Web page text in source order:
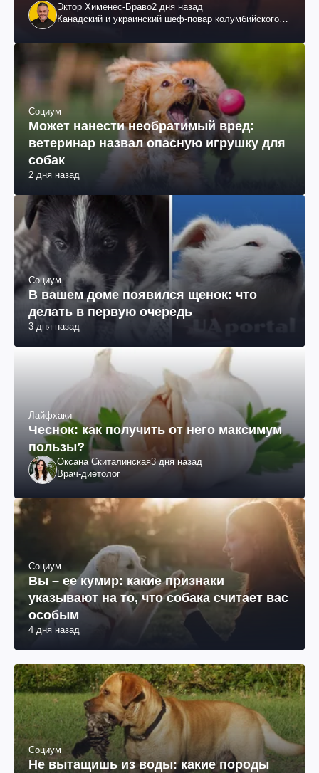
Эктор Хименес-Браво2 дня назад
Канадский и украинский шеф-повар колумбийского
Социум
Может нанести необратимый вред:
ветеринар назвал опасную игрушку для
собак
2 дня назад
Социум
В вашем доме появился щенок: что
делать в первую очередь
3 дня назад
Лайфхаки
Чеснок: как получить от него максимум
пользы?
Оксана Скиталинская3 дня назад
Врач-диетолог
Социум
Вы – ее кумир: какие признаки
указывают на то, что собака считает вас
особым
4 дня назад
Социум
Не вытащишь из воды: какие породы